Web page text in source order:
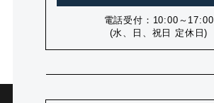
電話受付：10:00～17:00
(水、日、祝日 定休日)